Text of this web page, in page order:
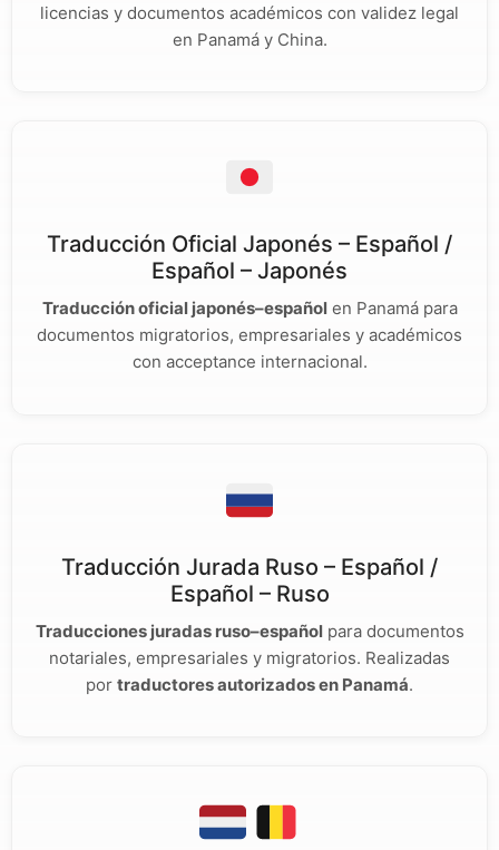
licencias y documentos académicos con validez legal
en Panamá y China.
Traducción Oficial Japonés – Español /
Español – Japonés
Traducción oficial japonés–españolen Panamá para
documentos migratorios, empresariales y académicos
con acceptance internacional.
Traducción Jurada Ruso – Español /
Español – Ruso
Traducciones juradas ruso–españolpara documentos
notariales, empresariales y migratorios. Realizadas
por traductores autorizados en Panamá.